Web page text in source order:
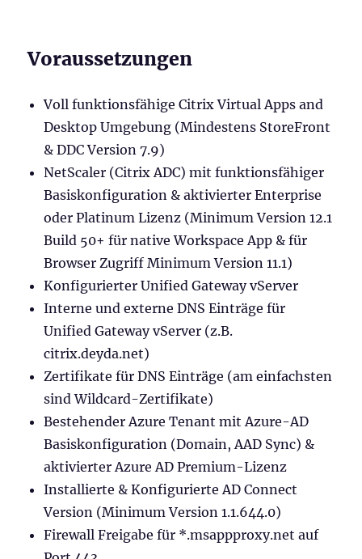
Voraussetzungen
Voll funktionsfähige Citrix Virtual Apps and
Desktop Umgebung (Mindestens StoreFront
& DDC Version 7.9)
NetScaler (Citrix ADC) mit funktionsfähiger
Basiskonfiguration & aktivierter Enterprise
oder Platinum Lizenz (Minimum Version 12.1
Build 50+ für native Workspace App & für
Browser Zugriff Minimum Version 11.1)
Konfigurierter Unified Gateway vServer
Interne und externe DNS Einträge für
Unified Gateway vServer (z.B.
citrix.deyda.net)
Zertifikate für DNS Einträge (am einfachsten
sind Wildcard-Zertifikate)
Bestehender Azure Tenant mit Azure-AD
Basiskonfiguration (Domain, AAD Sync) &
aktivierter Azure AD Premium-Lizenz
Installierte & Konfigurierte AD Connect
Version (Minimum Version 1.1.644.0)
Firewall Freigabe für *.msappproxy.net auf